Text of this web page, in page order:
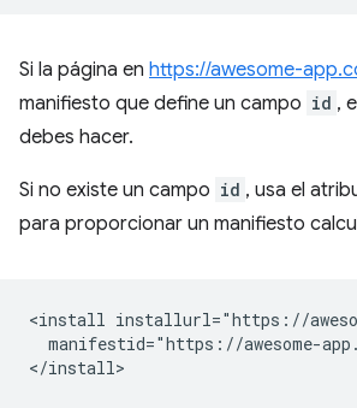
Si la página en https://awesome-
manifiesto que define un campo id ,
debes hacer.
Si no existe un campo id , usa el
para proporcionar un manifiesto
<install installurl="https://
manifestid="https://awesome-